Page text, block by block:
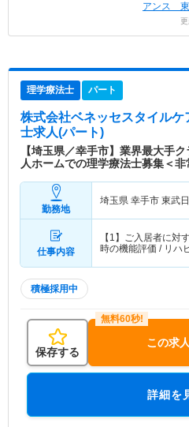
アンス 東
理学療法士 パート
株式会社ベネッセスタイルケ
士求人(パート)
【埼玉県／幸手市】業界最大手
人ホームでの理学療法士募集＜非
勤務地
埼玉県 幸手市 東武
仕事内容
【1】ご入居者に対
時の機能評価 / リハ
積極採用中
保存する
この求
詳細を